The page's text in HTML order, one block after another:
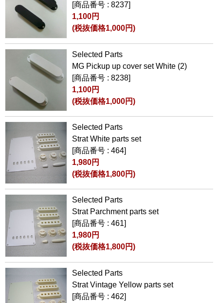
[商品番号 : 8237]
1,100円
(税抜価格1,000円)
Selected Parts
MG Pickup up cover set White (2)
[商品番号 : 8238]
1,100円
(税抜価格1,000円)
Selected Parts
Strat White parts set
[商品番号 : 464]
1,980円
(税抜価格1,800円)
Selected Parts
Strat Parchment parts set
[商品番号 : 461]
1,980円
(税抜価格1,800円)
Selected Parts
Strat Vintage Yellow parts set
[商品番号 : 462]